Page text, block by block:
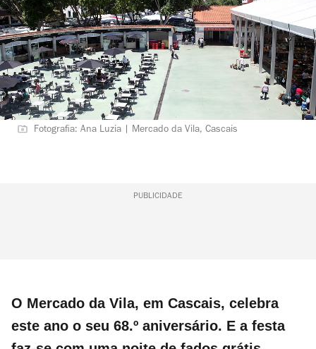
Fotografia: Ana Luzia | Mercado da Vila, Cascais
PUBLICIDADE
O Mercado da Vila, em Cascais, celebra
este ano o seu 68.º aniversário. E a festa